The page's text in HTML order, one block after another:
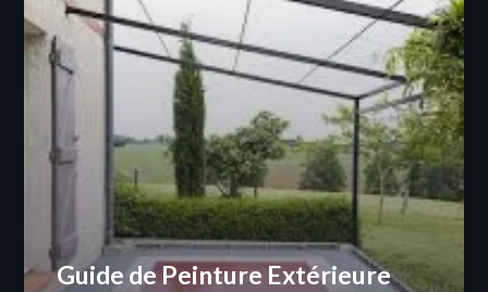
Guide de Peinture Extérieure